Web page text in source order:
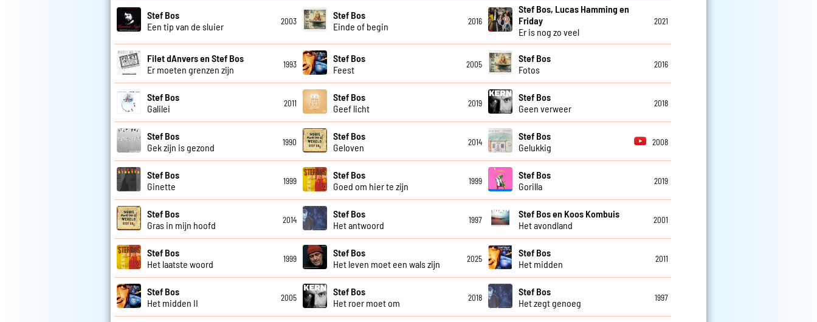
Stef Bos
Een tip van de sluier
2003
Stef Bos
Einde of begin
2016
Stef Bos, Lucas Hamming en
Friday
Er is nog zo veel
2021
Filet dAnvers en Stef Bos
Er moeten grenzen zijn
1993
Stef Bos
Feest
2005
Stef Bos
Fotos
2016
Stef Bos
Galilei
2011
Stef Bos
Geef licht
2019
Stef Bos
Geen verweer
2018
Stef Bos
Gek zijn is gezond
1990
Stef Bos
Geloven
2014
Stef Bos
Gelukkig
2008
Stef Bos
Ginette
1999
Stef Bos
Goed om hier te zijn
1999
Stef Bos
Gorilla
2019
Stef Bos
Gras in mijn hoofd
2014
Stef Bos
Het antwoord
1997
Stef Bos en Koos Kombuis
Het avondland
2001
Stef Bos
Het laatste woord
1999
Stef Bos
Het leven moet een wals zijn
2025
Stef Bos
Het midden
2011
Stef Bos
Het midden II
2005
Stef Bos
Het roer moet om
2018
Stef Bos
Het zegt genoeg
1997